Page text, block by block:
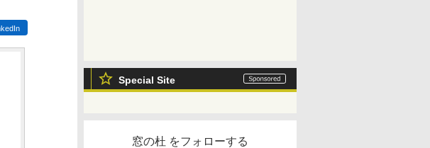
Special Site
窓の杜 をフォローする